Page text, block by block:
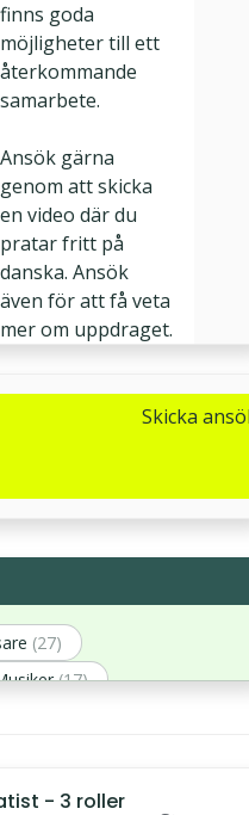
finns goda
möjligheter till ett
återkommande
samarbete.
Ansök gärna
genom att skicka
en video där du
pratar fritt på
danska. Ansök
även för att få veta
Skicka
(27)
(17)